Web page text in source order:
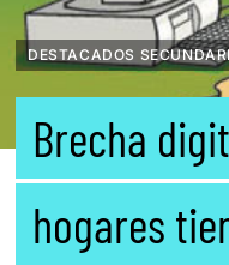
DESTACADOS
Brecha
hogares